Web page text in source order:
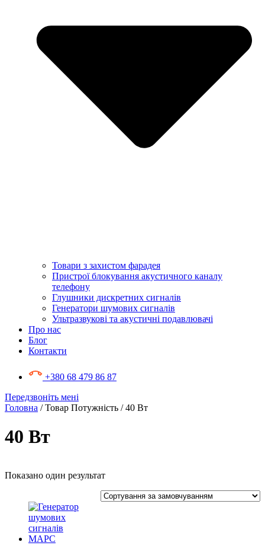
Товари з захистом фарадея
Пристрої блокування акустичного каналу
телефону
Глушники дискретних сигналів
Генератори шумових сигналів
Ультразвукові та акустичні подавлювачі
Про нас
Блог
Контакти
+380 68 479 86 87
Передзвоніть мені
Головна / Товар Потужність / 40 Вт
40 Вт
Показано один результат